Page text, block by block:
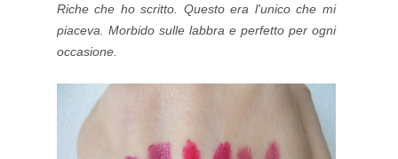
Riche che ho scritto. Questo era l'unico che mi
piaceva. Morbido sulle labbra e perfetto per ogni
occasione.